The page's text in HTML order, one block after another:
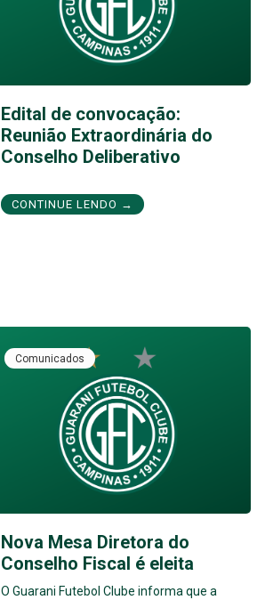
Edital de convocação:
Reunião Extraordinária do
Conselho Deliberativo
CONTINUE LENDO →
Comunicados
Nova Mesa Diretora do
Conselho Fiscal é eleita
O Guarani Futebol Clube informa que a